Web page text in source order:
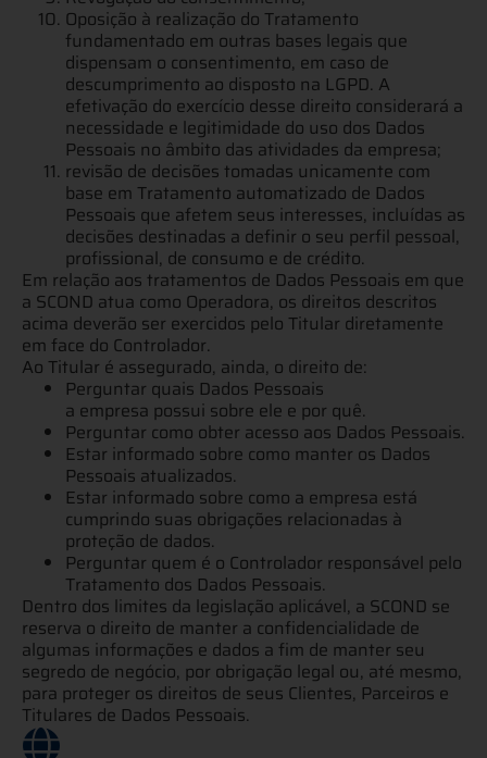
Oposição à realização do Tratamento
fundamentado em outras bases legais que
dispensam o consentimento, em caso de
descumprimento ao disposto na LGPD. A
efetivação do exercício desse direito considerará a
necessidade e legitimidade do uso dos Dados
Pessoais no âmbito das atividades da empresa;
revisão de decisões tomadas unicamente com
base em Tratamento automatizado de Dados
Pessoais que afetem seus interesses, incluídas as
decisões destinadas a definir o seu perfil pessoal,
profissional, de consumo e de crédito.
Em relação aos tratamentos de Dados Pessoais em que
a SCOND atua como Operadora, os direitos descritos
acima deverão ser exercidos pelo Titular diretamente
em face do Controlador.
Ao Titular é assegurado, ainda, o direito de:
Perguntar quais Dados Pessoais
a empresa possui sobre ele e por quê.
Perguntar como obter acesso aos Dados Pessoais.
Estar informado sobre como manter os Dados
Pessoais atualizados.
Estar informado sobre como a empresa está
cumprindo suas obrigações relacionadas à
proteção de dados.
Perguntar quem é o Controlador responsável pelo
Tratamento dos Dados Pessoais.
Dentro dos limites da legislação aplicável, a SCOND se
reserva o direito de manter a confidencialidade de
algumas informações e dados a fim de manter seu
segredo de negócio, por obrigação legal ou, até mesmo,
para proteger os direitos de seus Clientes, Parceiros e
Titulares de Dados Pessoais.